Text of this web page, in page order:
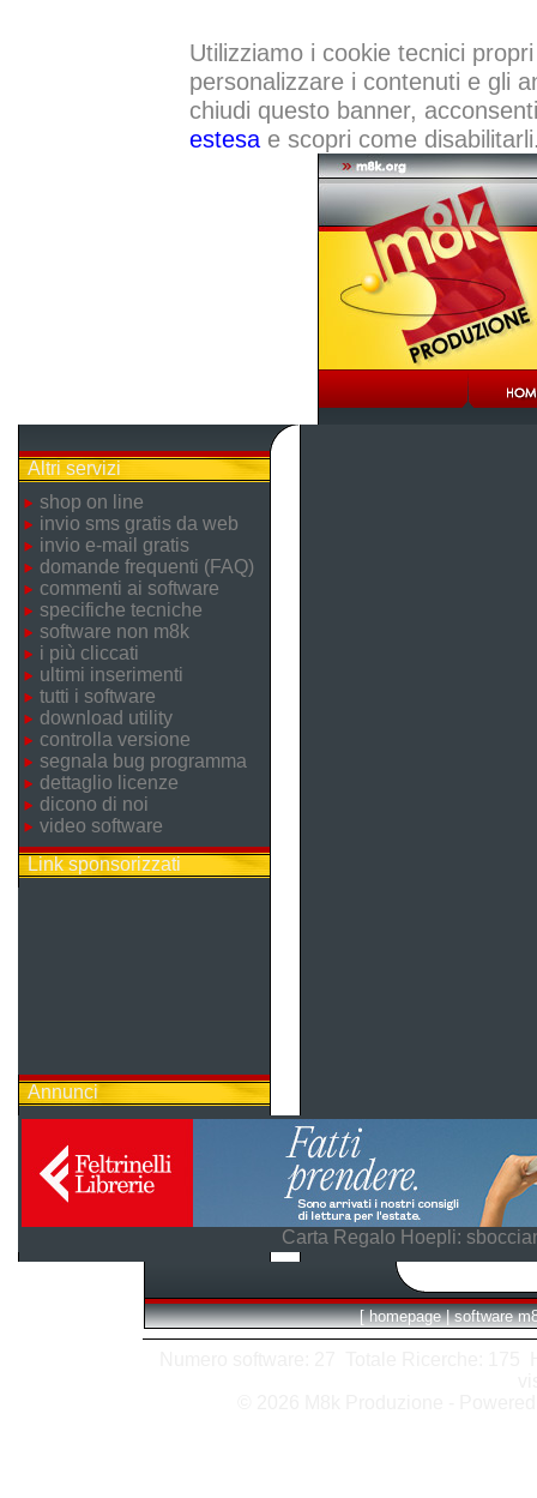
Utilizziamo i cookie tecnici
personalizzare i contenuti e gli
chiudi questo banner,
estesae scopri come
Altri servizi
shop on line
invio sms gratis da web
invio e-mail gratis
domande frequenti (FAQ)
commenti ai software
specifiche tecniche
software non m8k
i più cliccati
ultimi inserimenti
tutti i software
download utility
controlla versione
segnala bug programma
dettaglio licenze
dicono di noi
video software
Link sponsorizzati
Annunci
Carta Regalo Hoepli:
[ homepage | software